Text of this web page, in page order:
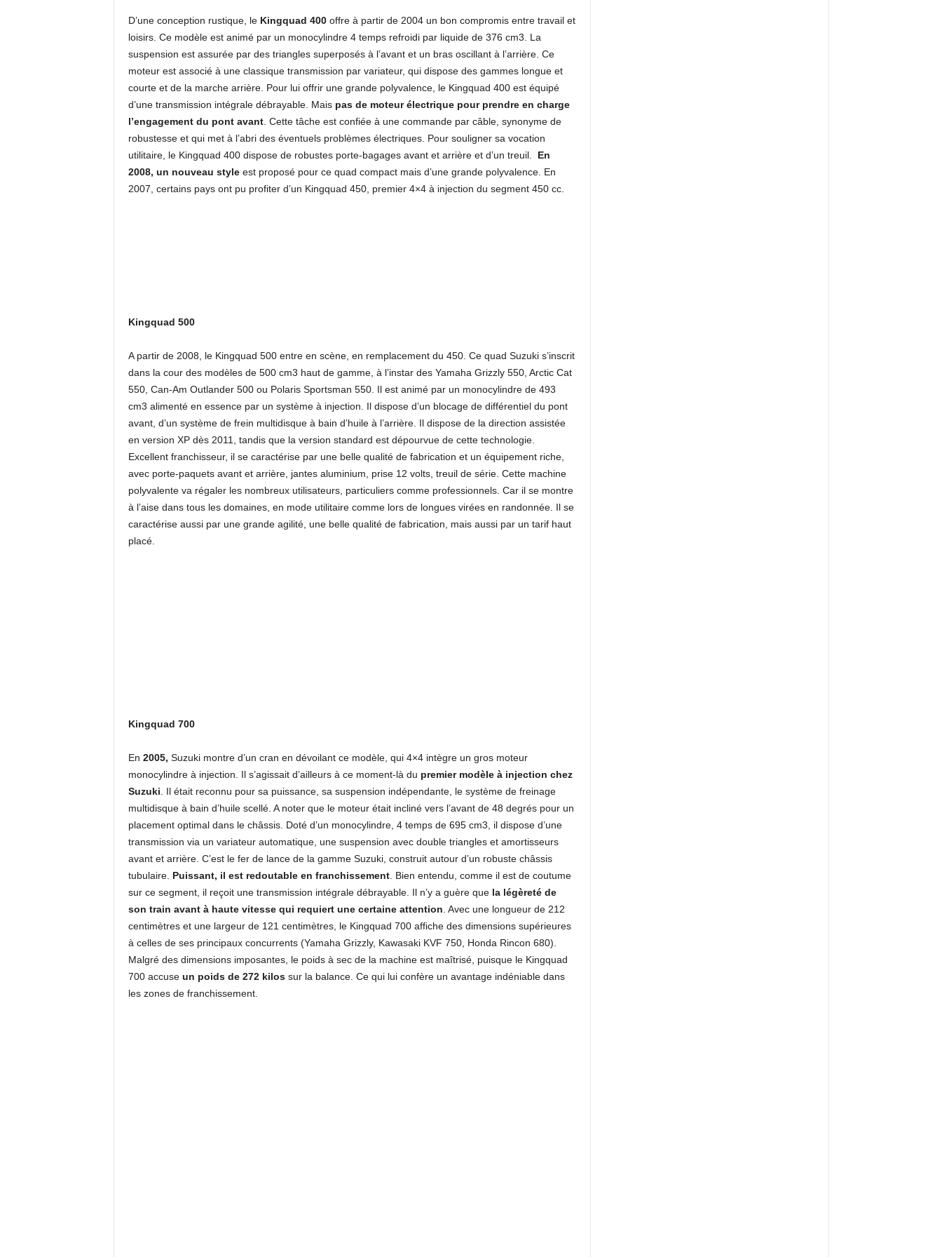
D’une conception rustique, le Kingquad 400offre à partir de 2004 un bon compromis entre travail et
loisirs. Ce modèle est animé par un monocylindre 4 temps refroidi par liquide de 376 cm3. La
suspension est assurée par des triangles superposés à l’avant et un bras oscillant à l’arrière. Ce
moteur est associé à une classique transmission par variateur, qui dispose des gammes longue et
courte et de la marche arrière. Pour lui offrir une grande polyvalence, le Kingquad 400 est équipé
d’une transmission intégrale débrayable. Mais pas de moteur électrique pour prendre en charge
l’engagement du pont avant. Cette tâche est confiée à une commande par câble, synonyme de
robustesse et qui met à l’abri des éventuels problèmes électriques. Pour souligner sa vocation
utilitaire, le Kingquad 400 dispose de robustes porte-bagages avant et arrière et d’un treuil. En
2008, un nouveau styleest proposé pour ce quad compact mais d’une grande polyvalence. En
2007, certains pays ont pu profiter d’un Kingquad 450, premier 4×4 à injection du segment 450 cc.
Kingquad 500
A partir de 2008, le Kingquad 500 entre en scène, en remplacement du 450. Ce quad Suzuki s’inscrit
dans la cour des modèles de 500 cm3 haut de gamme, à l’instar des Yamaha Grizzly 550, Arctic Cat
550, Can-Am Outlander 500 ou Polaris Sportsman 550. Il est animé par un monocylindre de 493
cm3 alimenté en essence par un système à injection. Il dispose d’un blocage de différentiel du pont
avant, d’un système de frein multidisque à bain d’huile à l’arrière. Il dispose de la direction assistée
en version XP dès 2011, tandis que la version standard est dépourvue de cette technologie.
Excellent franchisseur, il se caractérise par une belle qualité de fabrication et un équipement riche,
avec porte-paquets avant et arrière, jantes aluminium, prise 12 volts, treuil de série. Cette machine
polyvalente va régaler les nombreux utilisateurs, particuliers comme professionnels. Car il se montre
à l’aise dans tous les domaines, en mode utilitaire comme lors de longues virées en randonnée. Il se
caractérise aussi par une grande agilité, une belle qualité de fabrication, mais aussi par un tarif haut
placé.
Kingquad 700
En 2005, Suzuki montre d’un cran en dévoilant ce modèle, qui 4×4 intègre un gros moteur
monocylindre à injection. Il s’agissait d’ailleurs à ce moment-là du premier modèle à injection chez
Suzuki. Il était reconnu pour sa puissance, sa suspension indépendante, le système de freinage
multidisque à bain d’huile scellé. A noter que le moteur était incliné vers l’avant de 48 degrés pour un
placement optimal dans le châssis. Doté d’un monocylindre, 4 temps de 695 cm3, il dispose d’une
transmission via un variateur automatique, une suspension avec double triangles et amortisseurs
avant et arrière. C’est le fer de lance de la gamme Suzuki, construit autour d’un robuste châssis
tubulaire. Puissant, il est redoutable en franchissement. Bien entendu, comme il est de coutume
sur ce segment, il reçoit une transmission intégrale débrayable. Il n’y a guère quela légèreté de
son train avant à haute vitesse qui requiert une certaine attention. Avec une longueur de 212
centimètres et une largeur de 121 centimètres, le Kingquad 700 affiche des dimensions supérieures
à celles de ses principaux concurrents (Yamaha Grizzly, Kawasaki KVF 750, Honda Rincon 680).
Malgré des dimensions imposantes, le poids à sec de la machine est maîtrisé, puisque le Kingquad
700 accuse un poids de 272 kilossur la balance. Ce qui lui confère un avantage indéniable dans
les zones de franchissement.